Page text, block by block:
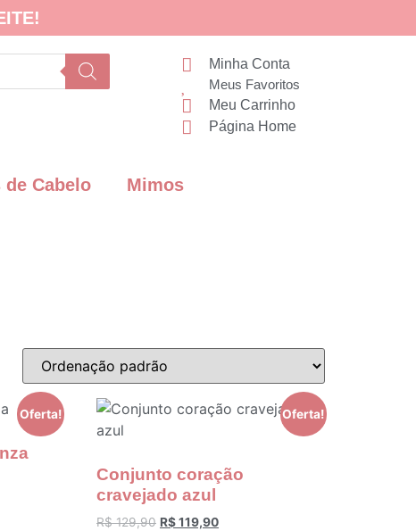
Minha Conta
Meus Favoritos
Meu Carrinho
Página Home
Cabelo Mimos
Oferta! Oferta!
Conjunto coração
cravejado azul
R$129,90 R$119,90